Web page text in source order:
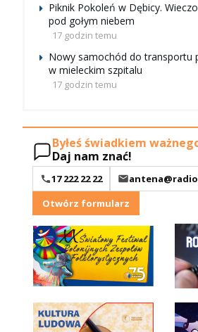
Piknik Pokoleń w Dębicy.
pod gołym niebem
17 godzin temu
Nowy samochód do transportu
w mieleckim szpitalu
17 godzin temu
Byłeś świadkiem
Daj nam znać!
17 222 22 22
Otwórz formularz